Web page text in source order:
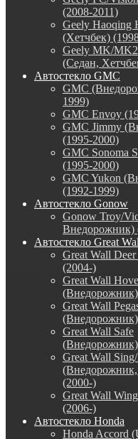
(2008-2011)
Geely Haoqing
(Хетчбек)
Geely MK/
(Седан,
Автостекло GMC
GMC
1999)
GMC Envoy
GMC Jimmy
(1995-2000)
GMC Sonoma
(1995-2000)
GMC Yukon
(1992-1999)
Автостекло Gonow
Gonow Troy/
Внедорожник)
Автостекло Great
Great Wall
(2004-)
Great Wall
Great Wall
Great Wall Safe
Great Wall
(2000-)
Great Wall
(2006-)
Автостекло Honda
Honda Accord